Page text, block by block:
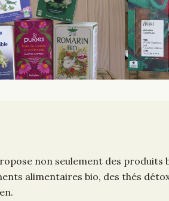
non seulement des produits
alimentaires bio, des thés